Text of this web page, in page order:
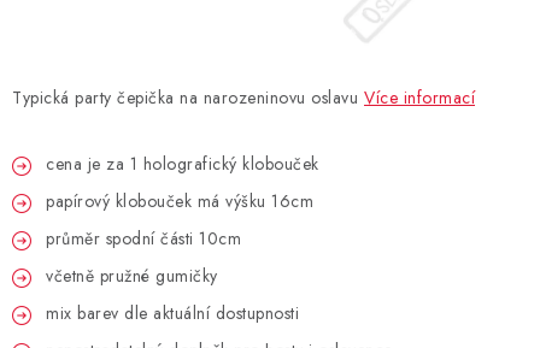
DÁRKY
HELIUM NA BALÓNKY
LAMPIONY
OSLAVA PODLE BAREV
Typická party čepička na narozeninovu oslavu Více informací
cena je za 1 holografický klobouček
papírový klobouček má výšku 16cm
průměr spodní části 10cm
včetně pružné gumičky
mix barev dle aktuální dostupnosti